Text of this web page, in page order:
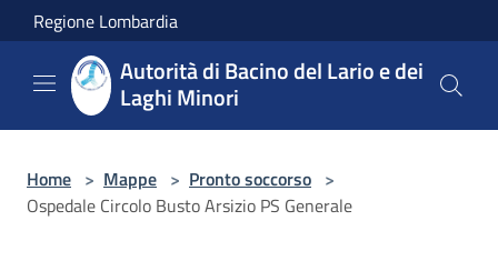
Salta al contenuto principale
Regione Lombardia
Autorità di Bacino del Lario e dei
Laghi Minori
Home > Mappe > Pronto soccorso >
Ospedale Circolo Busto Arsizio PS Generale